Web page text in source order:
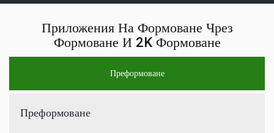
Приложения На Формоване Чрез
Формоване И 2K Формоване
Преформоване
Преформоване